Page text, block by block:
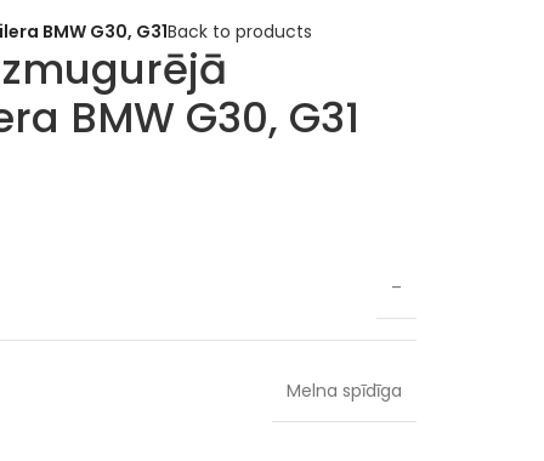
BMW G30, G31Back to products
BMW G30, G31
–
Melna spīdīga